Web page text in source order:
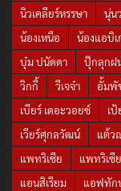
นิวเคลียร์หรรษา
นุ่น
น้องเหนือ
น้องแอบิเ
บุ๋ม ปนัดดา
ปุ๊กลุกฝ
วิกกี้
วีเจจ๋า อั้มพั
เบียร์ เดอะวอยซ์
เ
เวียร์ศุกลวัฒน์
แต้ว
แพทริเซีย
แพทริเซี
แอนสิเรียม
แอฟทัก